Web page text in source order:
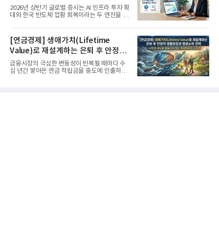
'실적'이 가르는 하반기를 맞다
2026년 상반기 글로벌 증시는 AI 인프라 투자 확
대와 한국 반도체 업황 회복이라는 두 엔진을 달
[연금경제] 생애가치(Lifetime
Value)로 재설계하는 은퇴 후 안정적
생활보장과 평생소득 전략
금융시장의 극심한 변동성이 반복될 때마다 수
십 년간 쌓아온 연금 적립금을 중도에 인출하거